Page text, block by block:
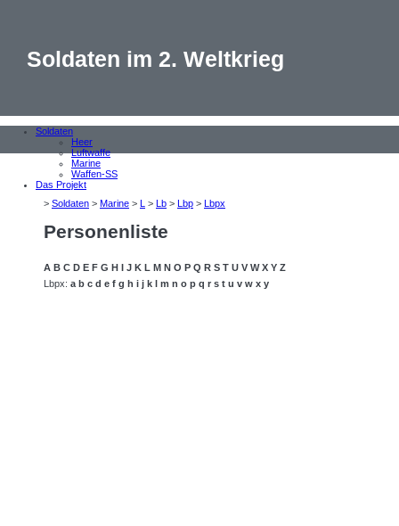
Soldaten im 2. Weltkrieg
Soldaten
Heer
Luftwaffe
Marine
Waffen-SS
Das Projekt
> Soldaten > Marine > L > Lb > Lbp > Lbpx
Personenliste
A B C D E F G H J K L M N O P Q R S T U V W X Y Z
Lbpx: a b c d e f g h i j k l m n o p q r s t u v w x y